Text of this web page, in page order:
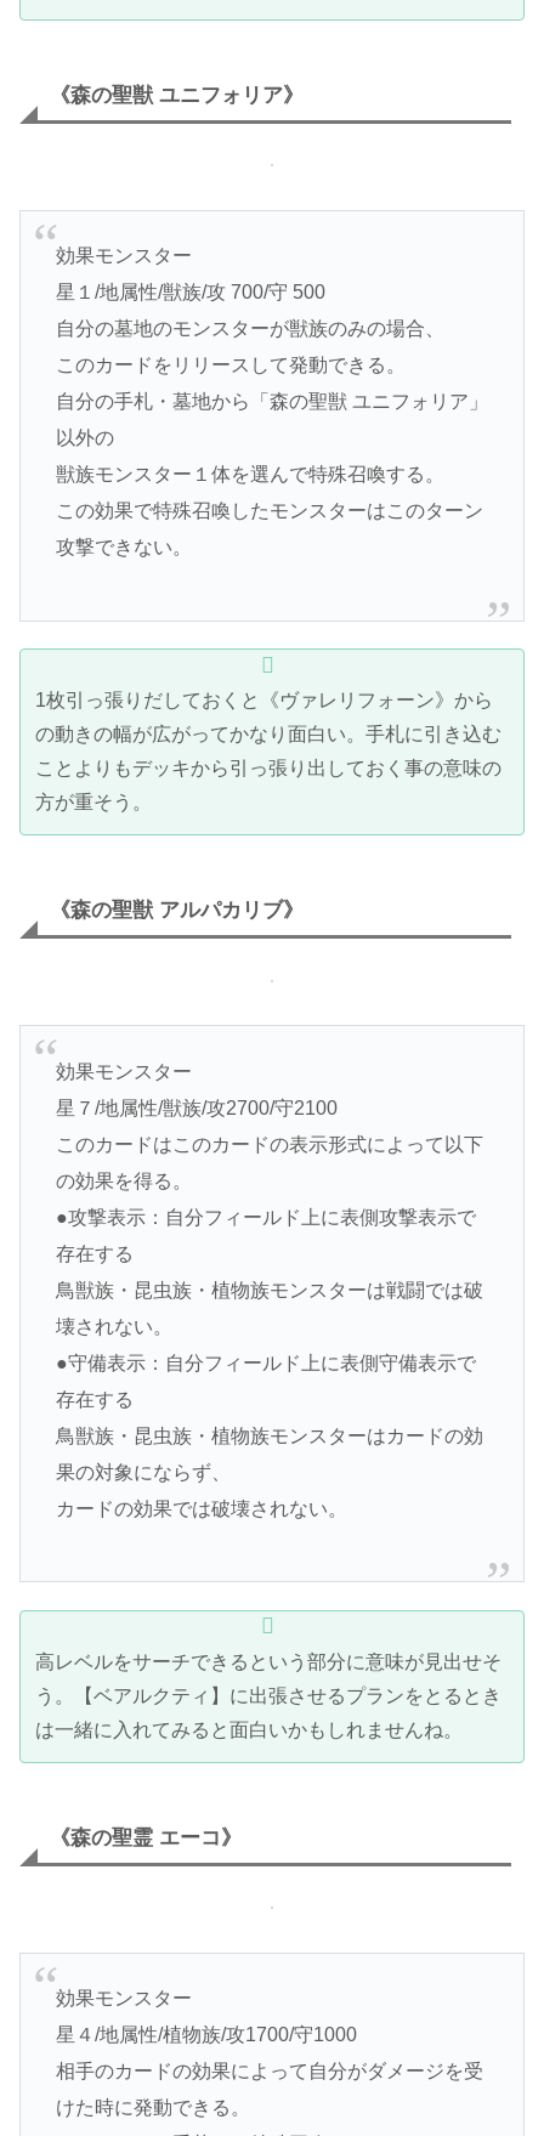
《森の聖獣 ユニフォリア》
効果モンスター
星１/地属性/獣族/攻 700/守 500
自分の墓地のモンスターが獣族のみの場合、
このカードをリリースして発動できる。
自分の手札・墓地から「森の聖獣 ユニフォリア」
以外の
獣族モンスター１体を選んで特殊召喚する。
この効果で特殊召喚したモンスターはこのターン
攻撃できない。
1枚引っ張りだしておくと《ヴァレリフォーン》から
の動きの幅が広がってかなり面白い。手札に引き込む
ことよりもデッキから引っ張り出しておく事の意味の
方が重そう。
《森の聖獣 アルパカリブ》
効果モンスター
星７/地属性/獣族/攻2700/守2100
このカードはこのカードの表示形式によって以下
の効果を得る。
●攻撃表示：自分フィールド上に表側攻撃表示で
存在する
鳥獣族・昆虫族・植物族モンスターは戦闘では破
壊されない。
●守備表示：自分フィールド上に表側守備表示で
存在する
鳥獣族・昆虫族・植物族モンスターはカードの効
果の対象にならず、
カードの効果では破壊されない。
高レベルをサーチできるという部分に意味が見出せそ
う。【ベアルクティ】に出張させるプランをとるとき
は一緒に入れてみると面白いかもしれませんね。
《森の聖霊 エーコ》
効果モンスター
星４/地属性/植物族/攻1700/守1000
相手のカードの効果によって自分がダメージを受
けた時に発動できる。